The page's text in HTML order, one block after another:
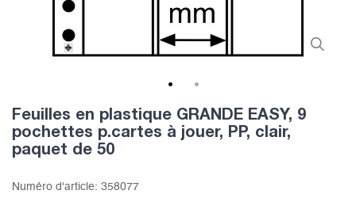
Feuilles en plastique GRANDE EASY, 9
pochettes p.cartes à jouer, PP, clair,
paquet de 50
Numéro d'article: 358077